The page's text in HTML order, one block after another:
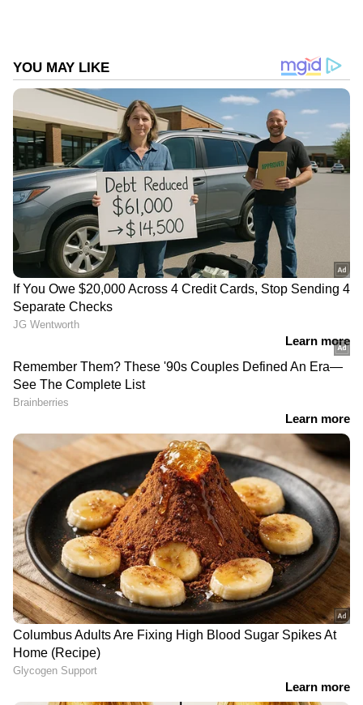
Newsഅറിയൂ.
തുടങ്ങി
മികച്ച ജീവിതം നയിക്കാൻ സഹായിക്കുന്ന
ടിപ്സുകളും ലേഖനങ്ങളും — നിങ്ങളുടെ
ദിവസങ്ങളെ കൂടുതൽ മനോഹരമാക്കാൻ
Asianet News Malayalam
ABOUT THE AUTHOR
WD Web Desk
ശ്വാസകോശ അർബുദം
Published :
DOWNLOAD APP